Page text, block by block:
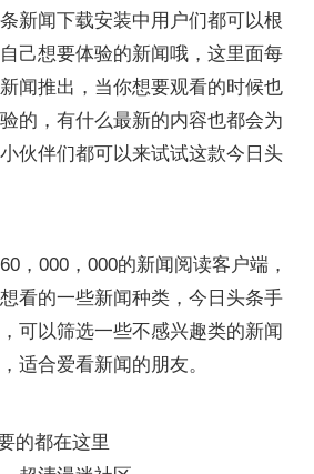
新闻下载安装中用户们都可以根
己想要体验的新闻哦，这里面每
闻推出，当你想要观看的时候也
的，有什么最新的内容也都会为
伙伴们都可以来试试这款今日头
000，000的新闻阅读客户端，
看的一些新闻种类，今日头条手
可以筛选一些不感兴趣类的新闻
适合爱看新闻的朋友。
都在这里